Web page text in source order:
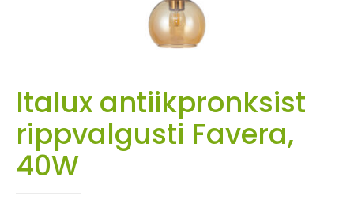
Italux antiikpronksist
rippvalgusti Favera,
40W